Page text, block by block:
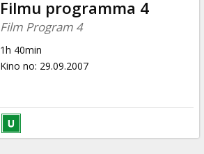
Filmu programma 4
Film Program 4
1h 40min
Kino no: 29.09.2007